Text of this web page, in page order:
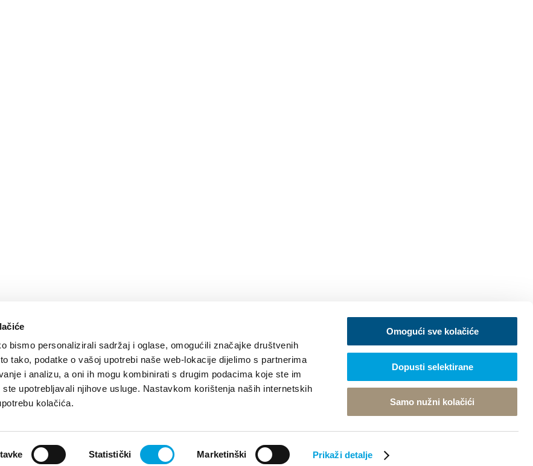
bismo personalizirali sadržaj i oglase, omogućili značajke društvenih
tako, podatke o vašoj upotrebi naše web-lokacije dijelimo s partnerima
i analizu, a oni ih mogu kombinirati s drugim podacima koje ste im
upotrebljavali njihove usluge. Nastavkom korištenja naših internetskih
kolačića.
Statistički Marketinški Prikaži detalje
Omogući sve kolačiće
Dopusti selektirane
Samo nužni kolačići